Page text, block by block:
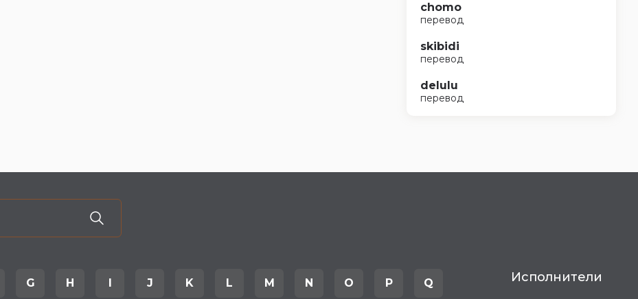
chomo
перевод
skibidi
перевод
delulu
перевод
G H I J K L M N O P Q Исполнители